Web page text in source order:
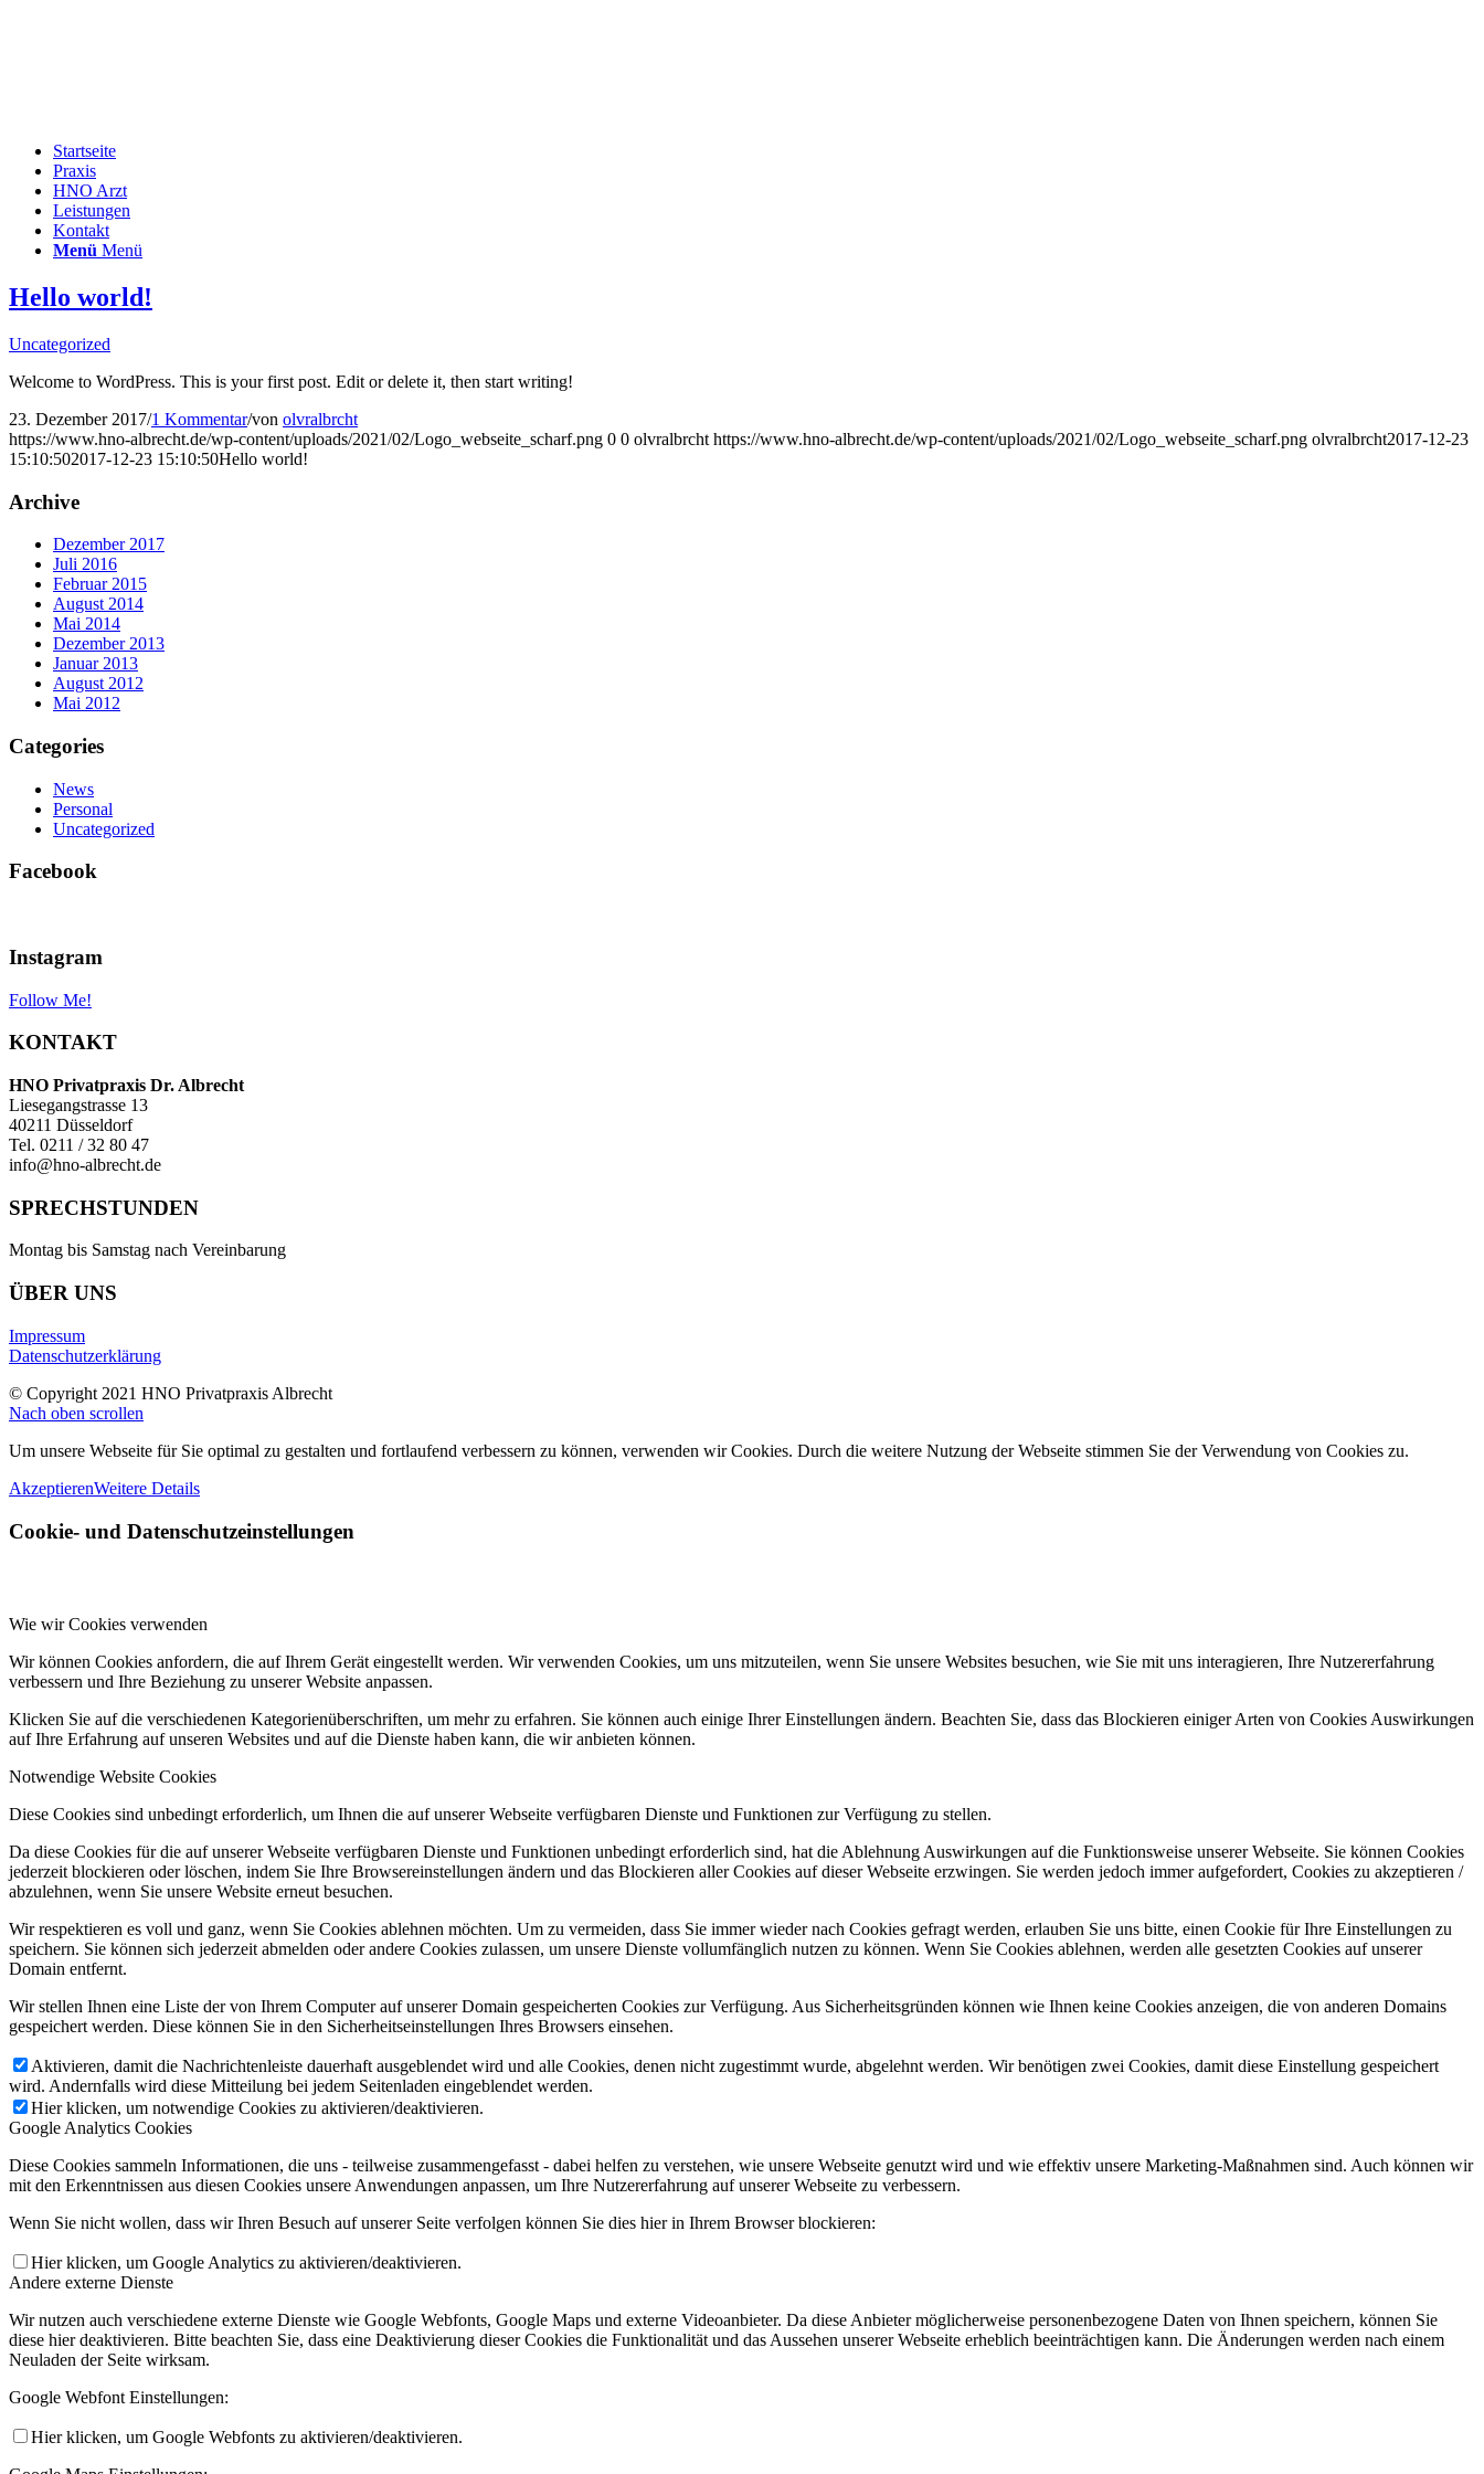
Startseite
Praxis
HNO Arzt
Leistungen
Kontakt
Menü Menü
Hello world!
Uncategorized
Welcome to WordPress. This is your first post. Edit or delete it, then start writing!
23. Dezember 2017/1 Kommentar/von olvralbrcht
https://www.hno-albrecht.de/wp-content/uploads/2021/02/Logo_webseite_scharf.png 0 0 olvralbrcht https://www.hno-albrecht.de/wp-content/uploads/2021/02/Logo_webseite_scharf.png olvralbrcht2017-12-23
15:10:502017-12-23 15:10:50Hello world!
Archive
Dezember 2017
Juli 2016
Februar 2015
August 2014
Mai 2014
Dezember 2013
Januar 2013
August 2012
Mai 2012
Categories
News
Personal
Uncategorized
Facebook
Instagram
Follow Me!
KONTAKT
HNO Privatpraxis Dr. Albrecht
Liesegangstrasse 13
40211 Düsseldorf
Tel. 0211 / 32 80 47
info@hno-albrecht.de
SPRECHSTUNDEN
Montag bis Samstag nach Vereinbarung
ÜBER UNS
Impressum
Datenschutzerklärung
© Copyright 2021 HNO Privatpraxis Albrecht
Nach oben scrollen
Um unsere Webseite für Sie optimal zu gestalten und fortlaufend verbessern zu können, verwenden wir Cookies. Durch die weitere Nutzung der Webseite stimmen Sie der Verwendung von Cookies zu.
AkzeptierenWeitere Details
Cookie- und Datenschutzeinstellungen
Wie wir Cookies verwenden
Wir können Cookies anfordern, die auf Ihrem Gerät eingestellt werden. Wir verwenden Cookies, um uns mitzuteilen, wenn Sie unsere Websites besuchen, wie Sie mit uns interagieren, Ihre Nutzererfahrung
verbessern und Ihre Beziehung zu unserer Website anpassen.
Klicken Sie auf die verschiedenen Kategorienüberschriften, um mehr zu erfahren. Sie können auch einige Ihrer Einstellungen ändern. Beachten Sie, dass das Blockieren einiger Arten von Cookies Auswirkungen
auf Ihre Erfahrung auf unseren Websites und auf die Dienste haben kann, die wir anbieten können.
Notwendige Website Cookies
Diese Cookies sind unbedingt erforderlich, um Ihnen die auf unserer Webseite verfügbaren Dienste und Funktionen zur Verfügung zu stellen.
Da diese Cookies für die auf unserer Webseite verfügbaren Dienste und Funktionen unbedingt erforderlich sind, hat die Ablehnung Auswirkungen auf die Funktionsweise unserer Webseite. Sie können Cookies
jederzeit blockieren oder löschen, indem Sie Ihre Browsereinstellungen ändern und das Blockieren aller Cookies auf dieser Webseite erzwingen. Sie werden jedoch immer aufgefordert, Cookies zu akzeptieren /
abzulehnen, wenn Sie unsere Website erneut besuchen.
Wir respektieren es voll und ganz, wenn Sie Cookies ablehnen möchten. Um zu vermeiden, dass Sie immer wieder nach Cookies gefragt werden, erlauben Sie uns bitte, einen Cookie für Ihre Einstellungen zu
speichern. Sie können sich jederzeit abmelden oder andere Cookies zulassen, um unsere Dienste vollumfänglich nutzen zu können. Wenn Sie Cookies ablehnen, werden alle gesetzten Cookies auf unserer
Domain entfernt.
Wir stellen Ihnen eine Liste der von Ihrem Computer auf unserer Domain gespeicherten Cookies zur Verfügung. Aus Sicherheitsgründen können wie Ihnen keine Cookies anzeigen, die von anderen Domains
gespeichert werden. Diese können Sie in den Sicherheitseinstellungen Ihres Browsers einsehen.
Aktivieren, damit die Nachrichtenleiste dauerhaft ausgeblendet wird und alle Cookies, denen nicht zugestimmt wurde, abgelehnt werden. Wir benötigen zwei Cookies, damit diese Einstellung gespeichert
wird. Andernfalls wird diese Mitteilung bei jedem Seitenladen eingeblendet werden.
Hier klicken, um notwendige Cookies zu aktivieren/deaktivieren.
Google Analytics Cookies
Diese Cookies sammeln Informationen, die uns - teilweise zusammengefasst - dabei helfen zu verstehen, wie unsere Webseite genutzt wird und wie effektiv unsere Marketing-Maßnahmen sind. Auch können wir
mit den Erkenntnissen aus diesen Cookies unsere Anwendungen anpassen, um Ihre Nutzererfahrung auf unserer Webseite zu verbessern.
Wenn Sie nicht wollen, dass wir Ihren Besuch auf unserer Seite verfolgen können Sie dies hier in Ihrem Browser blockieren:
Hier klicken, um Google Analytics zu aktivieren/deaktivieren.
Andere externe Dienste
Wir nutzen auch verschiedene externe Dienste wie Google Webfonts, Google Maps und externe Videoanbieter. Da diese Anbieter möglicherweise personenbezogene Daten von Ihnen speichern, können Sie
diese hier deaktivieren. Bitte beachten Sie, dass eine Deaktivierung dieser Cookies die Funktionalität und das Aussehen unserer Webseite erheblich beeinträchtigen kann. Die Änderungen werden nach einem
Neuladen der Seite wirksam.
Google Webfont Einstellungen:
Hier klicken, um Google Webfonts zu aktivieren/deaktivieren.